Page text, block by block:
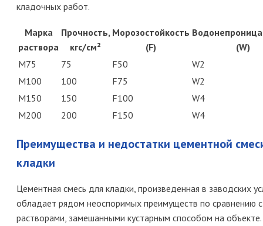
кладочных работ.
Марка
раствора
Прочность,
кгс/см²
Морозостойкость
(F)
(W)
М75
75 F50
W2
М100
100 F75
W2
М150
150 F100
W4
М200
200 F150 W4
Преимущества и недостатки цементной
кладки
Цементная смесь для кладки, произведенная в заводских
обладает рядом неоспоримых преимуществ по сравнению с
растворами, замешанными кустарным способом на объекте.